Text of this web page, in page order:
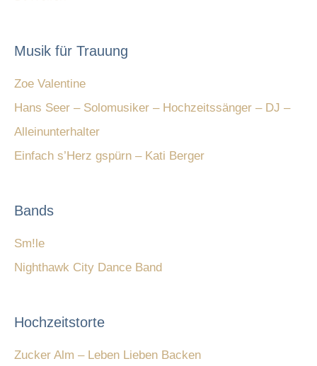
Musik für Trauung
Zoe Valentine
Hans Seer – Solomusiker – Hochzeitssänger – DJ –
Alleinunterhalter
Einfach s’Herz gspürn – Kati Berger
Bands
Sm!le
Nighthawk City Dance Band
Hochzeitstorte
Zucker Alm – Leben Lieben Backen